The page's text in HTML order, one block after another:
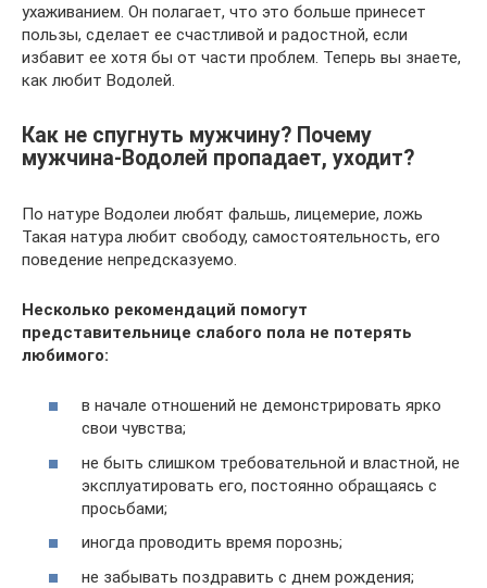
ухаживанием. Он полагает, что это больше принесет
пользы, сделает ее счастливой и радостной, если
избавит ее хотя бы от части проблем. Теперь вы знаете,
как любит Водолей.
Как не спугнуть мужчину? Почему
мужчина-Водолей пропадает, уходит?
По натуре Водолеи любят фальшь, лицемерие, ложь
Такая натура любит свободу, самостоятельность, его
поведение непредсказуемо.
Несколько рекомендаций помогут
представительнице слабого пола не потерять
любимого:
в начале отношений не демонстрировать ярко
свои чувства;
не быть слишком требовательной и властной, не
эксплуатировать его, постоянно обращаясь с
просьбами;
иногда проводить время порознь;
не забывать поздравить с днем рождения;